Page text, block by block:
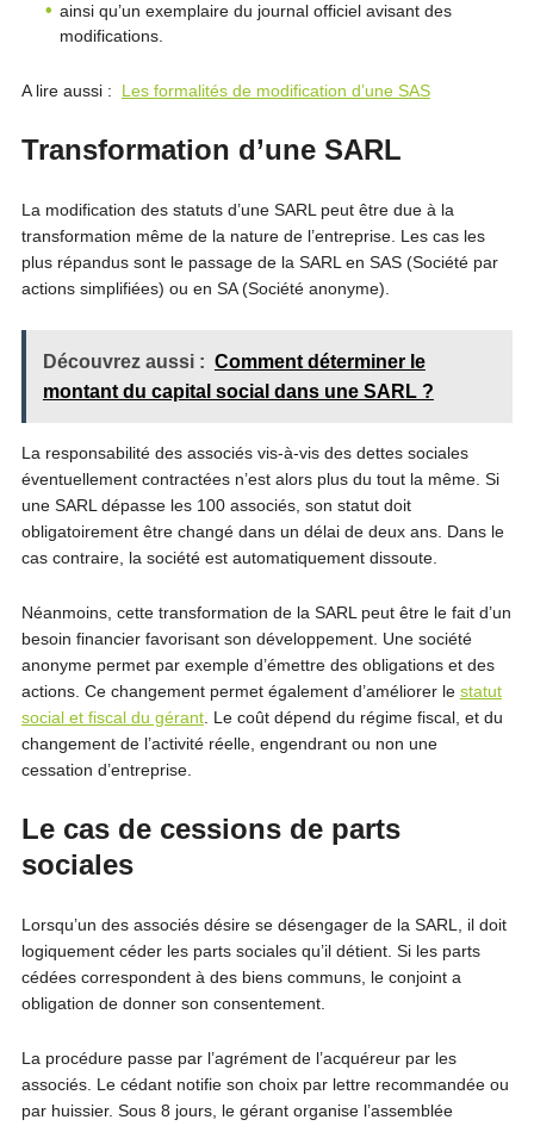
ainsi qu’un exemplaire du journal officiel avisant des
modifications.
A lire aussi : Les formalités de modification d’une SAS
Transformation d’une SARL
La modification des statuts d’une SARL peut être due à la
transformation même de la nature de l’entreprise. Les cas les
plus répandus sont le passage de la SARL en SAS (Société par
actions simplifiées) ou en SA (Société anonyme).
Découvrez aussi : Comment déterminer le
montant du capital social dans une SARL ?
La responsabilité des associés vis-à-vis des dettes sociales
éventuellement contractées n’est alors plus du tout la même. Si
une SARL dépasse les 100 associés, son statut doit
obligatoirement être changé dans un délai de deux ans. Dans le
cas contraire, la société est automatiquement dissoute.
Néanmoins, cette transformation de la SARL peut être le fait d’un
besoin financier favorisant son développement. Une société
anonyme permet par exemple d’émettre des obligations et des
actions. Ce changement permet également d’améliorer le statut
social et fiscal du gérant. Le coût dépend du régime fiscal, et du
changement de l’activité réelle, engendrant ou non une
cessation d’entreprise.
Le cas de cessions de parts
sociales
Lorsqu’un des associés désire se désengager de la SARL, il doit
logiquement céder les parts sociales qu’il détient. Si les parts
cédées correspondent à des biens communs, le conjoint a
obligation de donner son consentement.
La procédure passe par l’agrément de l’acquéreur par les
associés. Le cédant notifie son choix par lettre recommandée ou
par huissier. Sous 8 jours, le gérant organise l’assemblée